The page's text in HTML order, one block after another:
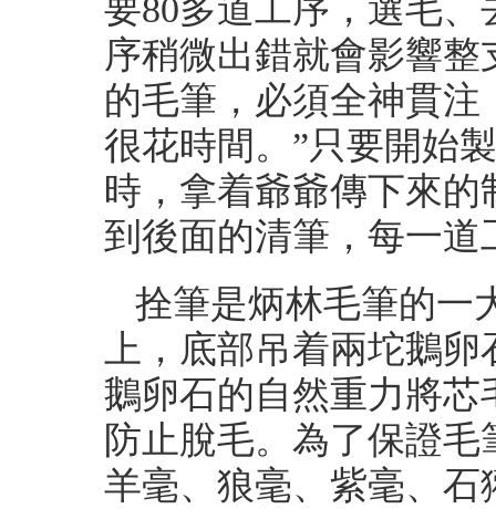
要80多道工序，選毛
序稍微出錯就會影響
的毛筆，必須全神貫
很花時間。”只要開始
時，拿着爺爺傳下來
到後面的清筆，每一道
拴筆是炳林毛筆的一
上，底部吊着兩坨鵝
鵝卵石的自然重力將
防止脫毛。為了保證
羊毫、狼毫、紫毫、